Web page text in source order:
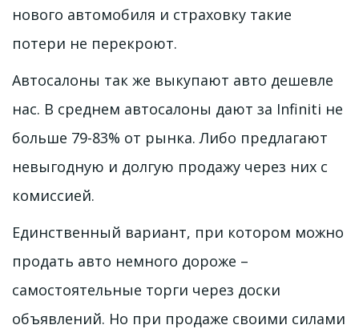
нового автомобиля и страховку такие
потери не перекроют.
Автосалоны так же выкупают авто дешевле
нас. В среднем автосалоны дают за Infiniti не
больше 79-83% от рынка. Либо предлагают
невыгодную и долгую продажу через них с
комиссией.
Единственный вариант, при котором можно
продать авто немного дороже –
самостоятельные торги через доски
объявлений. Но при продаже своими силами